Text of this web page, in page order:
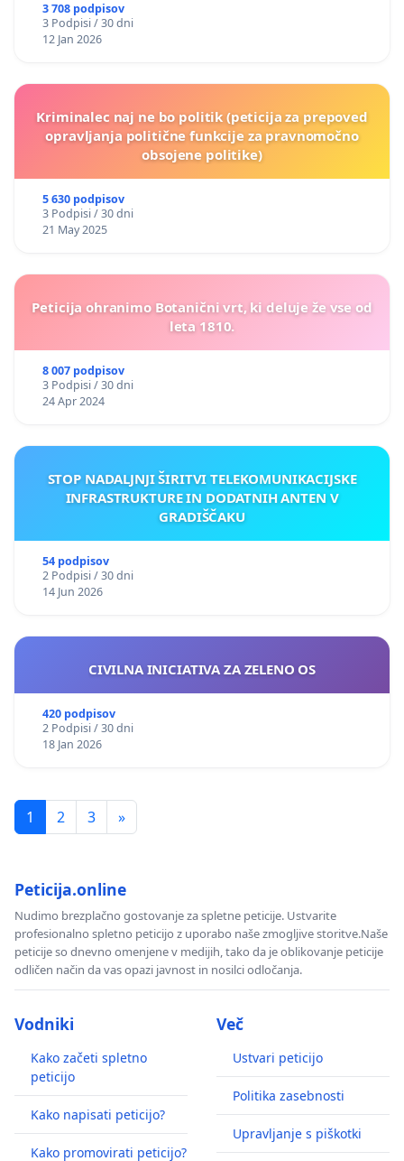
3 708 podpisov
3 Podpisi / 30 dni
12 Jan 2026
Kriminalec naj ne bo politik (peticija za prepoved
opravljanja politične funkcije za pravnomočno
obsojene politike)
5 630 podpisov
3 Podpisi / 30 dni
21 May 2025
Peticija ohranimo Botanični vrt, ki deluje že vse od
leta 1810.
8 007 podpisov
3 Podpisi / 30 dni
24 Apr 2024
STOP NADALJNJI ŠIRITVI TELEKOMUNIKACIJSKE
INFRASTRUKTURE IN DODATNIH ANTEN V
GRADIŠČAKU
54 podpisov
2 Podpisi / 30 dni
14 Jun 2026
CIVILNA INICIATIVA ZA ZELENO OS
420 podpisov
2 Podpisi / 30 dni
18 Jan 2026
1 2 3 »
Peticija.online
Nudimo brezplačno gostovanje za spletne peticije. Ustvarite
profesionalno spletno peticijo z uporabo naše zmogljive storitve.Naše
peticije so dnevno omenjene v medijih, tako da je oblikovanje peticije
odličen način da vas opazi javnost in nosilci odločanja.
Vodniki
Kako začeti spletno
peticijo
Kako napisati peticijo?
Kako promovirati peticijo?
Več
Ustvari peticijo
Politika zasebnosti
Upravljanje s piškotki